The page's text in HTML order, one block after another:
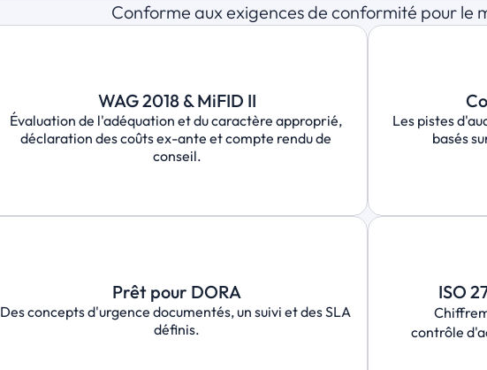
Conforme aux exigences de conformité pour le
WAG 2018 & MiFID II
Évaluation de l'adéquation et du caractère approprié,
déclaration des coûts ex-ante et compte rendu de
conseil.
Les pistes
basés
Prêt pour DORA
Des concepts d'urgence documentés, un suivi et des SLA
définis.
ISO
contrôle